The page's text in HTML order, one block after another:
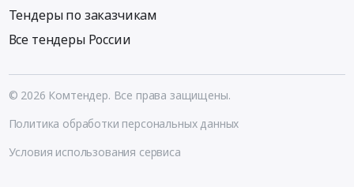
Тендеры по заказчикам
Все тендеры России
© 2026 Комтендер. Все права защищены.
Политика обработки персональных данных
Условия использования сервиса